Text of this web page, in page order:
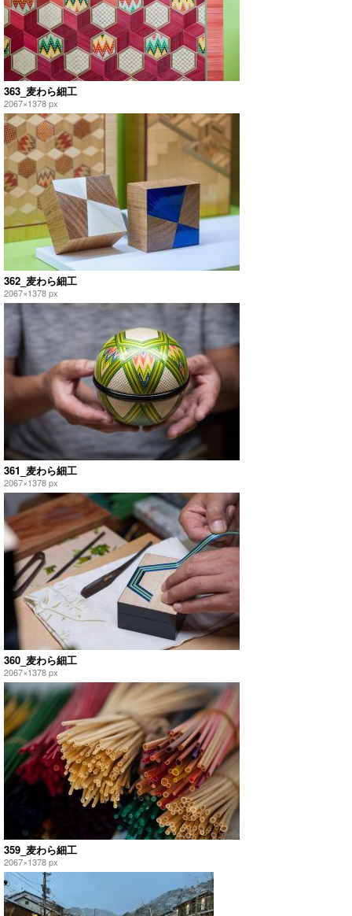
363_麦わら細工
2067×1378 px
362_麦わら細工
2067×1378 px
361_麦わら細工
2067×1378 px
360_麦わら細工
2067×1378 px
359_麦わら細工
2067×1378 px